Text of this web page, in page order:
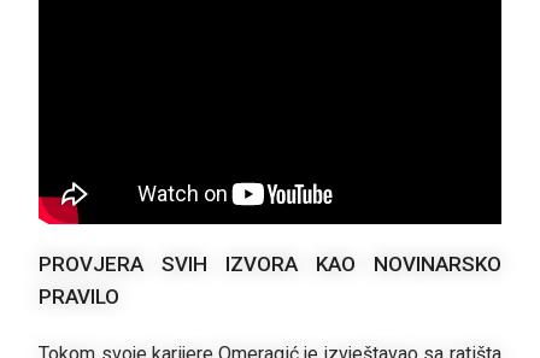
PROVJERA SVIH IZVORA KAO NOVINARSKO
PRAVILO